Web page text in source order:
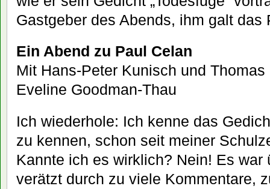
Gastgeber des Abends, ihm galt das
Ein Abend zu Paul Celan
Mit Hans-Peter Kunisch und
Eveline Goodman-Thau
Ich wiederhole: Ich kenne das
zu kennen, schon seit meiner
Kannte ich es wirklich? Nein! Es war
verätzt durch zu viele Kommentare,